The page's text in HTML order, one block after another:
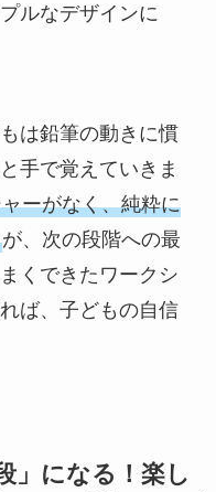
ルなデザインに
は鉛筆の動きに慣
手で覚えていきま
ーがなく、純粋に
が、次の段階への最
くできたワークシ
ば、子どもの自信
」になる！楽し